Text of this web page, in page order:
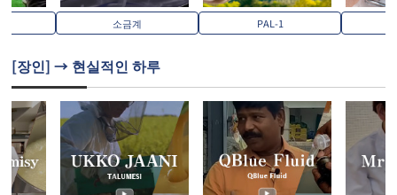
소금계 PAL-1
[장인] → 현실적인 하루